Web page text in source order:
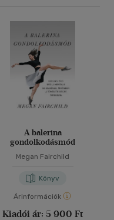
A balerina
gondolkodásmód
Megan Fairchild
Könyv
Árinformációk
Kiadói ár: 5 900 Ft